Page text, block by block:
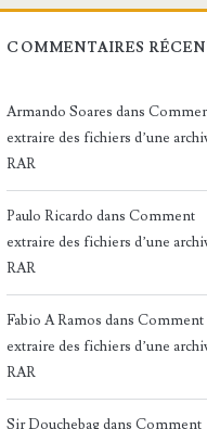
COMMENTAIRES
Armando Soares dans
extraire des fichiers d’une
RAR
Paulo Ricardo dansComment
extraire des fichiers d’une
RAR
Fabio A Ramos dansComment
extraire des fichiers d’une
RAR
Sir DouchebagdansComment